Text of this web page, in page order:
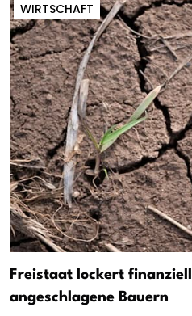
WIRTSCHAFT
Freistaat lockert
angeschlagene Bauern